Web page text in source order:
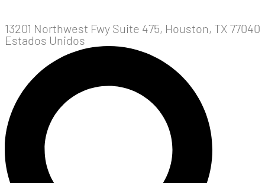
13201 Northwest Fwy Suite 475, Houston, TX 77040
Estados Unidos